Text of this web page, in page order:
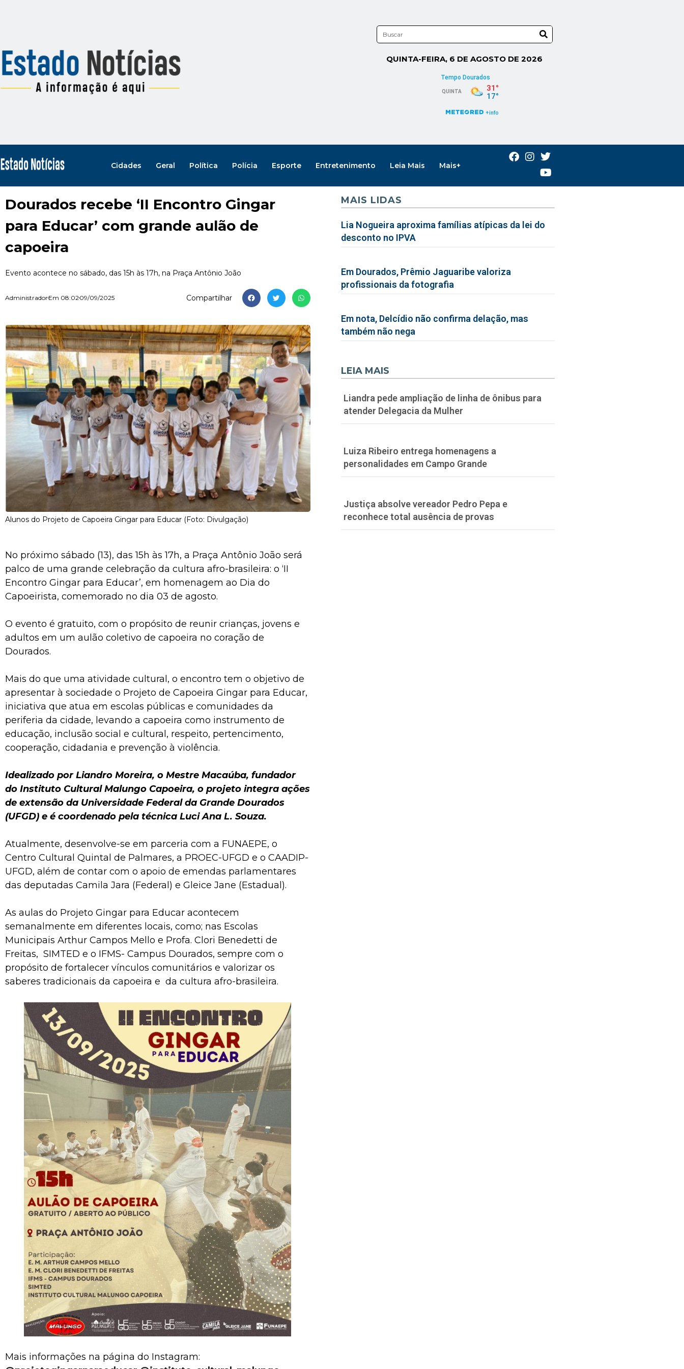
QUINTA-FEIRA, 6 DE AGOSTO DE 2026
Cidades Geral Política Polícia Esporte Entretenimento Leia Mais Mais+
Dourados recebe ‘II Encontro Gingar
para Educar’ com grande aulão de
capoeira
Evento acontece no sábado, das 15h às 17h, na Praça Antônio João
AdministradorEm 08:0209/09/2025 Compartilhar
Alunos do Projeto de Capoeira Gingar para Educar (Foto: Divulgação)
No próximo sábado (13), das 15h às 17h, a Praça Antônio João será
palco de uma grande celebração da cultura afro-brasileira: o ‘II
Encontro Gingar para Educar’, em homenagem ao Dia do
Capoeirista, comemorado no dia 03 de agosto.
O evento é gratuito, com o propósito de reunir crianças, jovens e
adultos em um aulão coletivo de capoeira no coração de
Dourados.
Mais do que uma atividade cultural, o encontro tem o objetivo de
apresentar à sociedade o Projeto de Capoeira Gingar para Educar,
iniciativa que atua em escolas públicas e comunidades da
periferia da cidade, levando a capoeira como instrumento de
educação, inclusão social e cultural, respeito, pertencimento,
cooperação, cidadania e prevenção à violência.
Idealizado por Liandro Moreira, o Mestre Macaúba, fundador
do Instituto Cultural Malungo Capoeira, o projeto integra ações
de extensão da Universidade Federal da Grande Dourados
(UFGD) e é coordenado pela técnica Luci Ana L. Souza.
Atualmente, desenvolve-se em parceria com a FUNAEPE, o
Centro Cultural Quintal de Palmares, a PROEC-UFGD e o CAADIP-
UFGD, além de contar com o apoio de emendas parlamentares
das deputadas Camila Jara (Federal) e Gleice Jane (Estadual).
As aulas do Projeto Gingar para Educar acontecem
semanalmente em diferentes locais, como; nas Escolas
Municipais Arthur Campos Mello e Profa. Clori Benedetti de
Freitas, SIMTED e o IFMS- Campus Dourados, sempre com o
propósito de fortalecer vínculos comunitários e valorizar os
saberes tradicionais da capoeira e da cultura afro-brasileira.
Mais informações na página do Instagram:
MAIS LIDAS
Lia Nogueira aproxima famílias atípicas da lei do
desconto no IPVA
Em Dourados, Prêmio Jaguaribe valoriza
profissionais da fotografia
Em nota, Delcídio não confirma delação, mas
também não nega
LEIA MAIS
Liandra pede ampliação de linha de ônibus para
atender Delegacia da Mulher
Luiza Ribeiro entrega homenagens a
personalidades em Campo Grande
Justiça absolve vereador Pedro Pepa e
reconhece total ausência de provas